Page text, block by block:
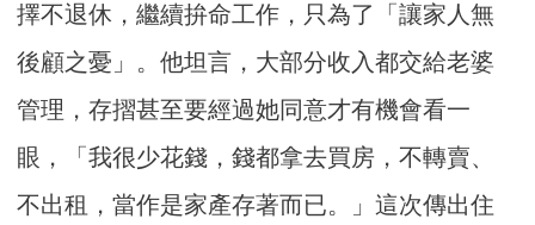
擇不退休，繼續拚命工作，只為了「讓家人無
後顧之憂」。他坦言，大部分收入都交給老婆
管理，存摺甚至要經過她同意才有機會看一
眼，「我很少花錢，錢都拿去買房，不轉賣、
不出租，當作是家產存著而已。」這次傳出住